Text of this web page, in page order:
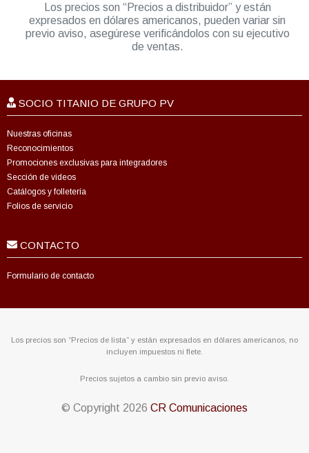
Los precios son “Precios a distribuidor” y están
expresados en dólares americanos, pueden variar sin
previo aviso, asegúrese verificándolos con su ejecutivo
de ventas.
SOCIO TITANIO DE GRUPO PV
Nuestras oficinas
Reconocimientos
Promociones exclusivas para integradores
Sección de videos
Catálogos y folletería
Folios de servicio
CONTACTO
Formulario de contacto
Los precios son “Precios de lista” y están expresados en dólares americanos, no
incluyen impuestos ni flete.
Precios sujetos a cambio sin previo aviso.
© Copyright 2026 CR Comunicaciones